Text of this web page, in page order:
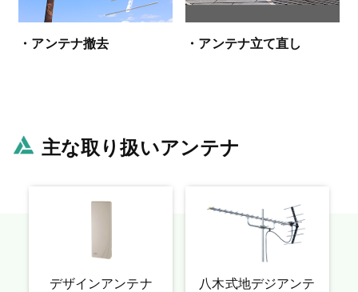
・アンテナ撤去 ・アンテナ立て直し
主な取り扱いアンテナ
デザインアンテナ
八木式地デジアンテ